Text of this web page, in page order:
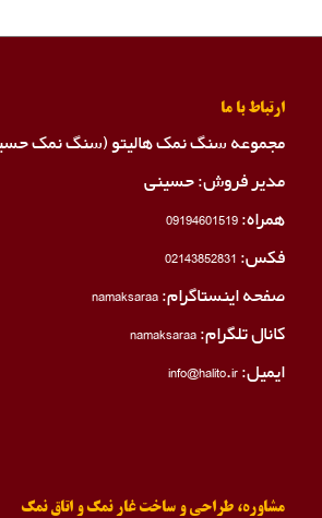
ارتباط با ما
مجموعه سنگ نمک هالیتو (سنگ نمک
مدیر فروش: حسینی
همراه:09194601519
فکس:02143852831
صفحه اینستاگرام:namaksaraa
کانال تلگرام:namaksaraa
ایمیل: info@halito.ir
مشاوره، طراحی و ساخت غار نمک و اتاق نمک